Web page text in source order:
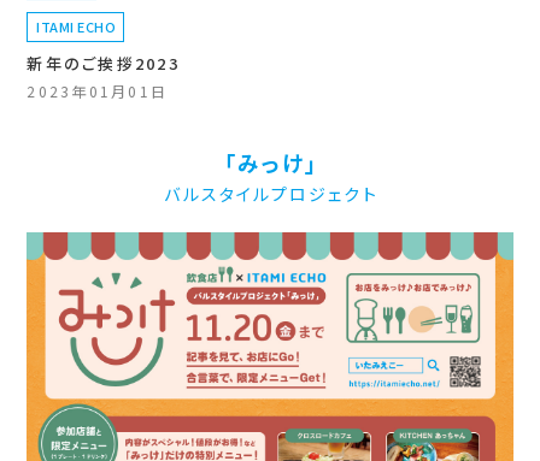
ITAMI ECHO
新年のご挨拶2023
2023年01月01日
「みっけ」
バルスタイルプロジェクト